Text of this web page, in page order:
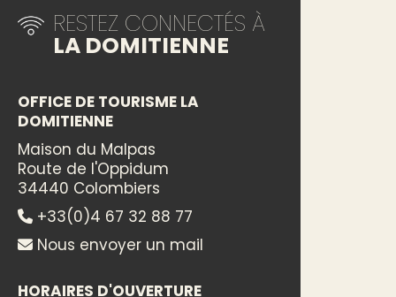
RESTEZ CONNECTÉS À
LA DOMITIENNE
OFFICE DE TOURISME LA
DOMITIENNE
Maison du Malpas
Route de l'Oppidum
34440 Colombiers
+33(0)4 67 32 88 77
Nous envoyer un mail
HORAIRES D'OUVERTURE